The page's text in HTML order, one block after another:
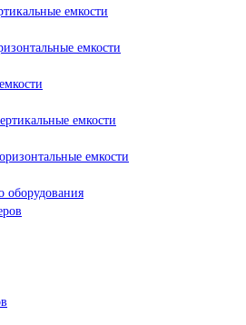
емкости
емкости
емкости
емкости
оборудования